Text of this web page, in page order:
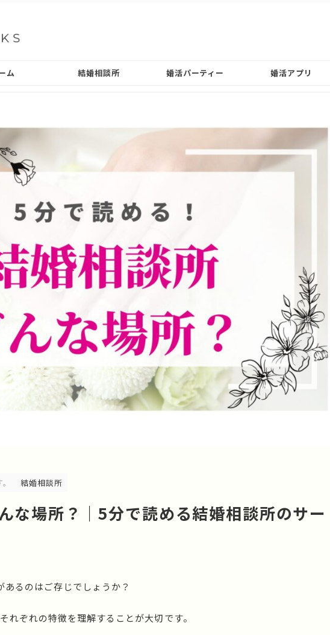
ム 結婚相談所 婚活パーティー 婚活アプリ
結婚相談所
な場所？｜5分で読める結婚相談所のサー
るのはご存じでしょうか？
れぞれの特徴を理解することが大切です。